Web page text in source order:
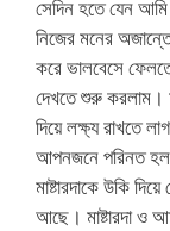
সেদিন হতে যেন আমি
নিজের মনের
করে ভালবেসে
দেখতে শুরু করলাম।
দিয়ে লক্ষ্য রাখতে
আপনজনে পরিনত
মাষ্টারদাকে উকি
আছে। মাষ্টারদা ও